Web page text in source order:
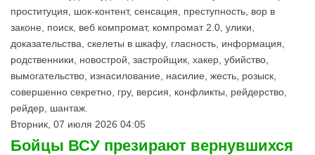
проституция, шок-контент, сенсация, преступность, вор в
законе, поиск, веб компромат, компромат 2.0, улики,
доказательства, скелеты в шкафу, гласность, информация,
родственники, новострой, застройщик, хакер, убийство,
вымогательство, изнасилование, насилие, жесть, розыск,
совершенно секретно, гру, версия, конфликты, рейдерство,
рейдер, шантаж.
Вторник, 07 июля 2026 04:05
Бойцы ВСУ презирают вернувшихся